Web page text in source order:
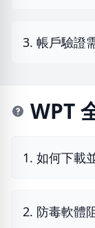
3. 帳戶驗證
WPT
1. 如何下載
2. 防毒軟體